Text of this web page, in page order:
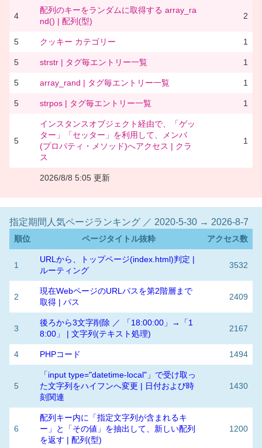
4
配列のキーをランダムに取得する array_ra
nd() | 配列(型)
2
5 クッキー カテゴリー 1
5 strstr | タグ毎エントリー一覧 1
5 array_rand | タグ毎エントリー一覧 1
5 strpos | タグ毎エントリー一覧 1
5
インスタンスオブジェクト経由で、「ゲッ
ター」「セッター」を利用して、メンバ
(プロパティ・メソッド)へアクセス | クラ
ス
1
2026/8/8 5:05 更新
指定期間人気ページランキング ／ 2020-5-30 → 2026-8-7
順位 ページタイトル抜粋 アクセス数
1
URLから、トップページ(index.html)判定 |
ルーティング
3532
2
現在WebページのURLパスを第2階層まで
取得 | パス
2409
3
後ろから3文字削除 ／ 「18:00:00」→「1
8:00」 | 文字列(テキスト処理)
2167
4 PHPコード 1494
5
「input type="datetime-local"」で受け取っ
た文字列をハイフンへ変更 | 日付および時
刻関連
1430
6
配列キー内に「指定文字列が含まれるキ
ー」と「その値」を抽出して、新しい配列
を返す | 配列(型)
1200